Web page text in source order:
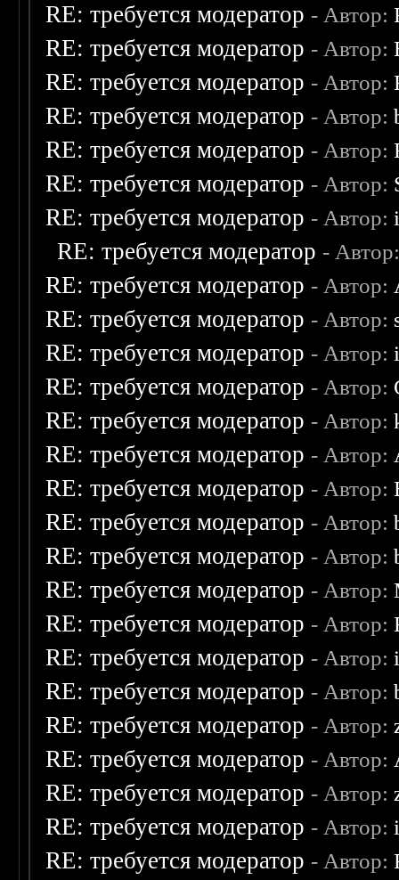
RE: требуется модератор - Автор:
RE: требуется модератор - Автор:
RE: требуется модератор - Автор:
RE: требуется модератор - Автор:
RE: требуется модератор - Автор:
RE: требуется модератор - Автор:
RE: требуется модератор - Автор:
RE: требуется модератор -
RE: требуется модератор - Автор:
RE: требуется модератор - Автор:
RE: требуется модератор - Автор:
RE: требуется модератор - Автор:
RE: требуется модератор - Автор:
RE: требуется модератор - Автор:
RE: требуется модератор - Автор:
RE: требуется модератор - Автор:
RE: требуется модератор - Автор:
RE: требуется модератор - Автор:
RE: требуется модератор - Автор:
RE: требуется модератор - Автор:
RE: требуется модератор - Автор:
RE: требуется модератор - Автор:
RE: требуется модератор - Автор:
RE: требуется модератор - Автор:
RE: требуется модератор - Автор:
RE: требуется модератор - Автор: